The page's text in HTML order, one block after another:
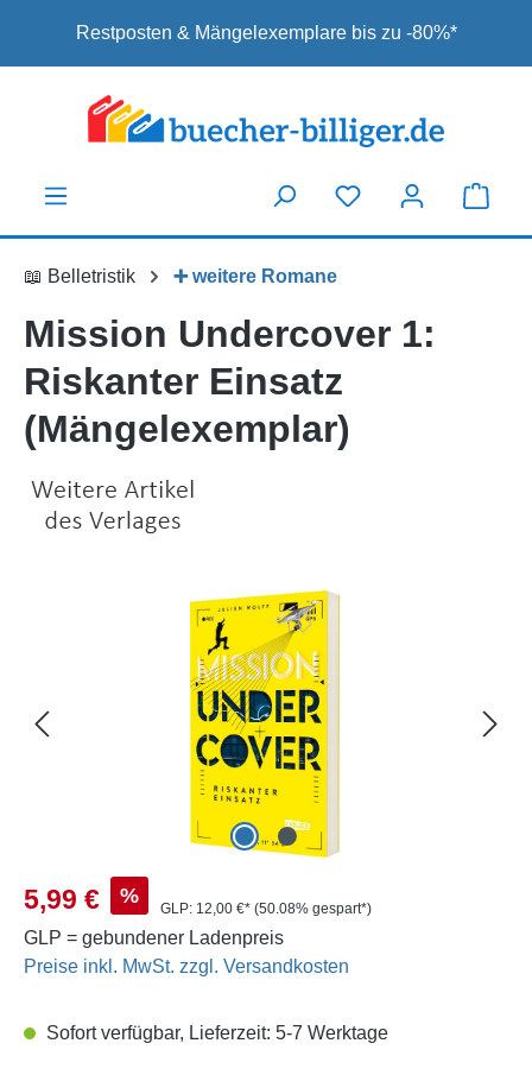
Zum Hauptinhalt springen
Restposten & Mängelexemplare bis zu -80%*
📖 Belletristik ➕ weitere Romane
Mission Undercover 1:
Riskanter Einsatz
(Mängelexemplar)
Bildergalerie überspringen
Verkaufspreis:
5,99 € %
GLP: 12,00 €* (50.08% gespart*)
GLP = gebundener Ladenpreis
Preise inkl. MwSt. zzgl. Versandkosten
Sofort verfügbar, Lieferzeit: 5-7 Werktage